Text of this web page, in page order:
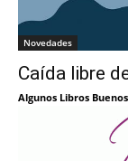
Novedades
Caída libre
Algunos Libros Buenos